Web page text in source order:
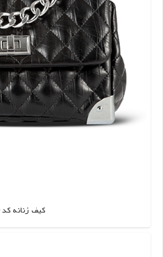
کیف زنانه کد 1403-1
اطلاعات